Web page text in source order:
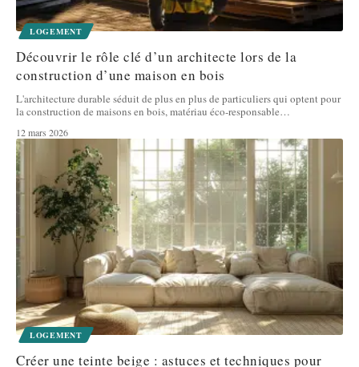
LOGEMENT
Découvrir le rôle clé d’un architecte lors de la
construction d’une maison en bois
L'architecture durable séduit de plus en plus de particuliers qui optent pour
la construction de maisons en bois, matériau éco-responsable…
12 mars 2026
LOGEMENT
Créer une teinte beige : astuces et techniques pour